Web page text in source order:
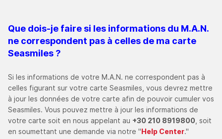
Que dois-je faire si les informations du M.A.N.
ne correspondent pas à celles de ma carte
Seasmiles ?
Si les informations de votre M.A.N. ne correspondent pas à
celles figurant sur votre carte Seasmiles, vous devrez mettre
à jour les données de votre carte afin de pouvoir cumuler vos
Seasmiles. Vous pouvez mettre à jour les informations de
votre carte soit en nous appelant au +30 210 8919800 , soit
en soumettant une demande via notre "Help Center."